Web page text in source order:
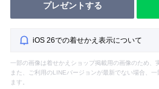
プレゼントする
iOS 26での着せかえ表示について
一部の画像は着せかえショップ掲載用の画像のため、
また、ご利用のLINEバージョンが最新でない場合、
ます。